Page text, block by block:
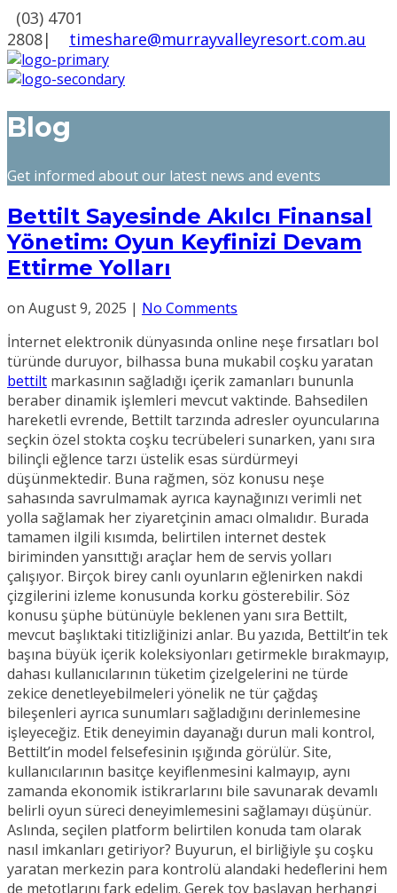
(03) 4701
2808| timeshare@murrayvalleyresort.com.au
Blog
Get informed about our latest news and events
Bettilt Sayesinde Akılcı Finansal
Yönetim: Oyun Keyfinizi Devam
Ettirme Yolları
on August 9, 2025 | No Comments
İnternet elektronik dünyasında online neşe fırsatları bol
türünde duruyor, bilhassa buna mukabil coşku yaratan
bettilt markasının sağladığı içerik zamanları bununla
beraber dinamik işlemleri mevcut vaktinde. Bahsedilen
hareketli evrende, Bettilt tarzında adresler oyuncularına
seçkin özel stokta coşku tecrübeleri sunarken, yanı sıra
bilinçli eğlence tarzı üstelik esas sürdürmeyi
düşünmektedir. Buna rağmen, söz konusu neşe
sahasında savrulmamak ayrıca kaynağınızı verimli net
yolla sağlamak her ziyaretçinin amacı olmalıdır. Burada
tamamen ilgili kısımda, belirtilen internet destek
biriminden yansıttığı araçlar hem de servis yolları
çalışıyor. Birçok birey canlı oyunların eğlenirken nakdi
çizgilerini izleme konusunda korku gösterebilir. Söz
konusu şüphe bütünüyle beklenen yanı sıra Bettilt,
mevcut başlıktaki titizliğinizi anlar. Bu yazıda, Bettilt’in tek
başına büyük içerik koleksiyonları getirmekle bırakmayıp,
dahası kullanıcılarının tüketim çizelgelerini ne türde
zekice denetleyebilmeleri yönelik ne tür çağdaş
bileşenleri ayrıca sunumları sağladığını derinlemesine
işleyeceğiz. Etik deneyimin dayanağı durun mali kontrol,
Bettilt’in model felsefesinin ışığında görülür. Site,
kullanıcılarının basitçe keyiflenmesini kalmayıp, aynı
zamanda ekonomik istikrarlarını bile savunarak devamlı
belirli oyun süreci deneyimlemesini sağlamayı düşünür.
Aslında, seçilen platform belirtilen konuda tam olarak
nasıl imkanları getiriyor? Buyurun, el birliğiyle şu coşku
yaratan merkezin para kontrolü alandaki hedeflerini hem
de metotlarını fark edelim. Gerek toy başlayan herhangi